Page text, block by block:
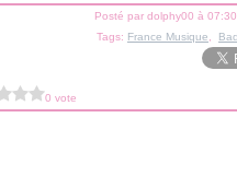
Posté par dolphy00 à
Tags: France Musique
0 vote